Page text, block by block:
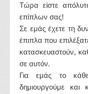
Τώρα είστε
επίπλων σας!
Σε εμάς έχετε τη
έπιπλα που
κατασκευαστούν,
σε αυτόν.
Για εμάς το κάθε
δημιουργούμε και